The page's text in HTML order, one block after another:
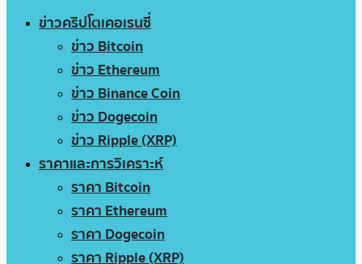
ข่าวคริปโตเคอเรนซี่
ข่าว Bitcoin
ข่าว Ethereum
ข่าว Binance Coin
ข่าว Dogecoin
ข่าว Ripple (XRP)
ราคาและการวิเคราะห์
ราคา Bitcoin
ราคา Ethereum
ราคา Dogecoin
ราคา Ripple (XRP)